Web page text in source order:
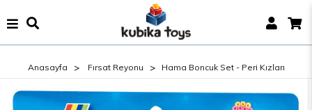
Anasayfa Fırsat Reyonu Hama Boncuk Set - Peri Kızları